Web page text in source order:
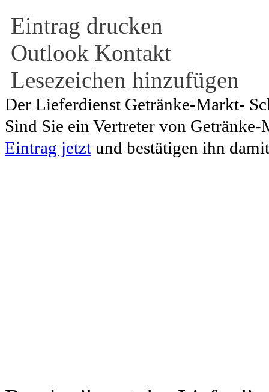
Eintrag drucken
Outlook Kontakt
Lesezeichen hinzufügen
Der Lieferdienst Getränke-Markt-
Sind Sie ein Vertreter von
Eintrag jetzt und bestätigen ihn